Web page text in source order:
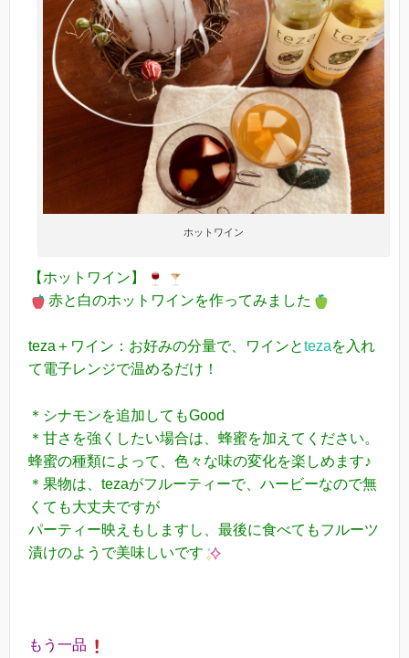
ホットワイン
【ホットワイン】
赤と白のホットワインを作ってみました
teza＋ワイン：お好みの分量で、ワインとtezaを入れ
て電子レンジで温めるだけ！
＊シナモンを追加してもGood
＊甘さを強くしたい場合は、蜂蜜を加えてください。
蜂蜜の種類によって、色々な味の変化を楽しめます♪
＊果物は、tezaがフルーティーで、ハービーなので無
くても大丈夫ですが
パーティー映えもしますし、最後に食べてもフルーツ
漬けのようで美味しいです
もう一品